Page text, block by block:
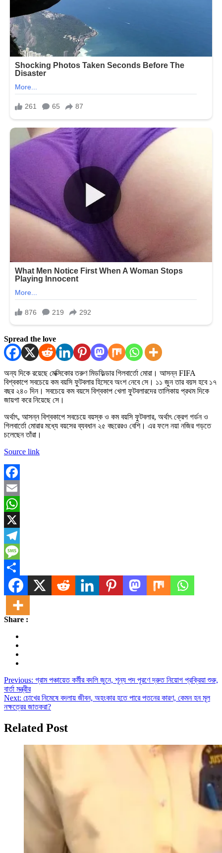
Spread the love
অন্য দিকে রয়েছে মেক্সিকোর তরুণ মিডফিল্ডার গিলবার্তো মোরা। আসন্ন FIFA
বিশ্বকাপে সবচেয়ে কম বয়সি ফুটবলার হিসেবে অংশ নেবে সে। ১১ জুন তার বয়স হবে ১৭
বছর ২৪০ দিন। সবচেয়ে কম বয়সে বিশ্বকাপ খেলা ফুটবলারদের তালিকায় প্রথম দিকে
জায়গা করে নিয়েছে সে।
অর্থাৎ, আসন্ন বিশ্বকাপে সবচেয়ে বয়স্ক ও কম বয়সি ফুটবলার, অর্থাৎ ক্রেগ গর্ডন ও
গিলবার্তো মোরার মধ্যে বয়সের ব্যবধান ২৫ বছরেরও বেশি। এর ফলে নয়া নজির গড়তে
চলেছেন তাঁরা।
Source link
Facebook
Email
WhatsApp
X
Telegram
Message
Share
Share :
Post
navigation
Previous: গ্রাম পঞ্চায়েত কর্মীর বদলি জুনে, শূন্য পদ পূরণে দ্রুত নিয়োগ প্রক্রিয়া শুরু,
বার্তা মন্ত্রীর
Next: চোখের নিমেষে বদলায় জীবন, অহংকার হতে পারে পতনের কারণ, কেমন হন মূল
নক্ষত্রের জাতকরা?
Related Post